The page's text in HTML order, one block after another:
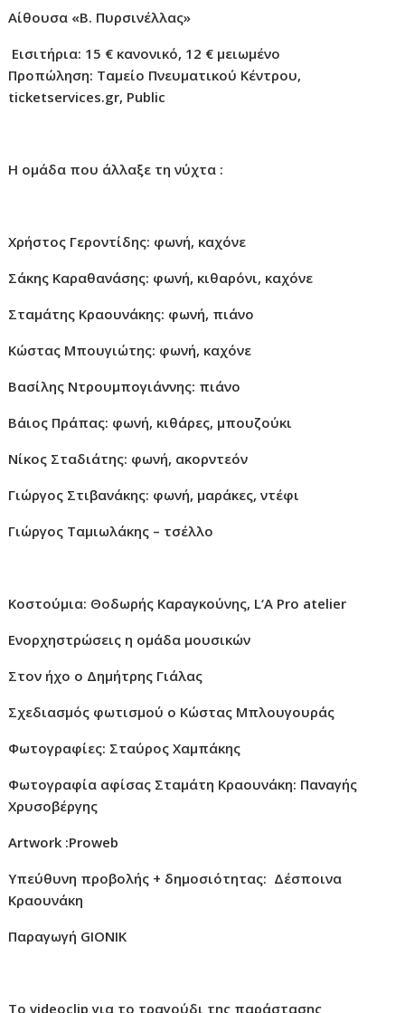
Αίθουσα «Β. Πυρσινέλλας»
Εισιτήρια: 15 € κανονικό, 12 € μειωμένο
Προπώληση: Ταμείο Πνευματικού Κέντρου,
ticketservices.gr, Public
Η ομάδα που άλλαξε τη νύχτα :
Χρήστος Γεροντίδης: φωνή, καχόνε
Σάκης Καραθανάσης: φωνή, κιθαρόνι, καχόνε
Σταμάτης Κραουνάκης: φωνή, πιάνο
Κώστας Μπουγιώτης: φωνή, καχόνε
Βασίλης Ντρουμπoγιάννης: πιάνο
Βάιος Πράπας: φωνή, κιθάρες, μπουζούκι
Νίκος Σταδιάτης: φωνή, ακορντεόν
Γιώργος Στιβανάκης: φωνή, μαράκες, ντέφι
Γιώργος Ταμιωλάκης – τσέλλο
Κοστούμια: Θοδωρής Καραγκούνης, L‘A Pro atelier
Ενορχηστρώσεις η ομάδα μουσικών
Στον ήχο ο Δημήτρης Γιάλας
Σχεδιασμός φωτισμού o Κώστας Μπλουγουράς
Φωτογραφίες: Σταύρος Χαμπάκης
Φωτογραφία αφίσας Σταμάτη Κραουνάκη: Παναγής
Χρυσοβέργης
Artwork :Proweb
Υπεύθυνη προβολής + δημοσιότητας: Δέσποινα
Κραουνάκη
Παραγωγή GIONIK
To videoclip για το τραγούδι της παράστασης